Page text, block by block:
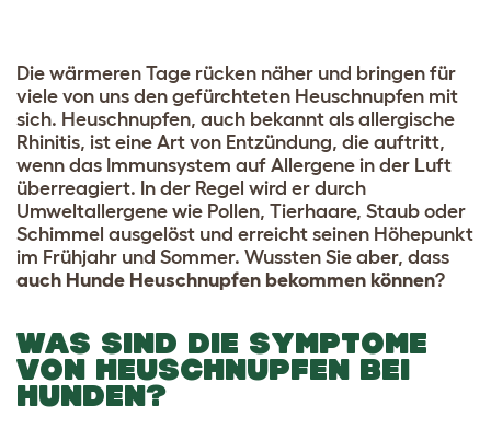
Die wärmeren Tage rücken näher und bringen für
viele von uns den gefürchteten Heuschnupfen mit
sich. Heuschnupfen, auch bekannt als allergische
Rhinitis, ist eine Art von Entzündung, die auftritt,
wenn das Immunsystem auf Allergene in der Luft
überreagiert. In der Regel wird er durch
Umweltallergene wie Pollen, Tierhaare, Staub oder
Schimmel ausgelöst und erreicht seinen Höhepunkt
im Frühjahr und Sommer. Wussten Sie aber, dass
auch Hunde Heuschnupfen bekommen können?
WAS SIND DIE SYMPTOME
VON HEUSCHNUPFEN BEI
HUNDEN?